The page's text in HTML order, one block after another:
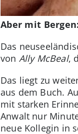
Aber mit
Das
von Ally McBeal,
Das liegt zu
aus dem Buch.
mit starken
Anwalt nur
neue Kollegin in